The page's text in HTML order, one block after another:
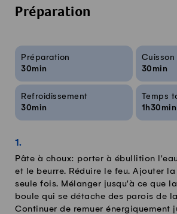
Préparation
Infos sur la recette
Préparation
30min
Cuisson
30min
Refroidissement
30min
Temps
1h30min
Pâte à choux: porter à ébullition
et le beurre. Réduire le feu. Ajouter
seule fois. Mélanger jusqu'à ce que
boule qui se détache des parois de
Continuer de remuer énergiquement